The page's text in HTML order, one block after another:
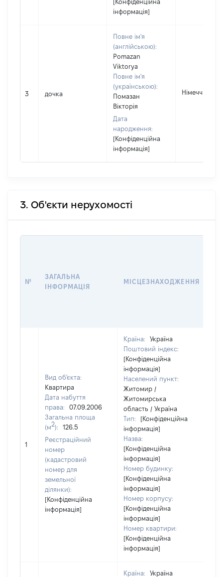
[Конфіденційна
інформація]
3 дочка
Повне ім'я
(англійською):
Pomazan
Viktorya
Повне ім'я
(українською):
Помазан
Вікторія
Дата
народження:
[Конфіденційна
інформація]
Німеччина
3. Об'єкти нерухомості
№
ЗАГАЛЬНА
ІНФОРМАЦІЯ
МІСЦЕЗНАХОДЖЕННЯ
1
Вид об'єкта:
Квартира
Дата набуття
права:
07.09.2006
Загальна площа
(м2):
126.5
Реєстраційний
номер
(кадастровий
номер для
земельної
ділянки):
[Конфіденційна
інформація]
Країна:
Україна
Поштовий індекс:
[Конфіденційна
інформація]
Населений пункт:
Житомир /
Житомирська
область / Україна
Тип:
[Конфіденційна
інформація]
Назва:
[Конфіденційна
інформація]
Номер будинку:
[Конфіденційна
інформація]
Номер корпусу:
[Конфіденційна
інформація]
Номер квартири:
[Конфіденційна
інформація]
Країна:
Україна